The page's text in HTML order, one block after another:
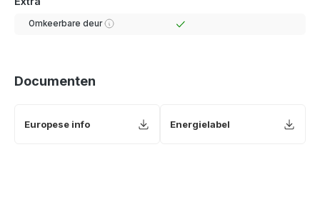
Omkeerbare deur
Documenten
Europese info Energielabel